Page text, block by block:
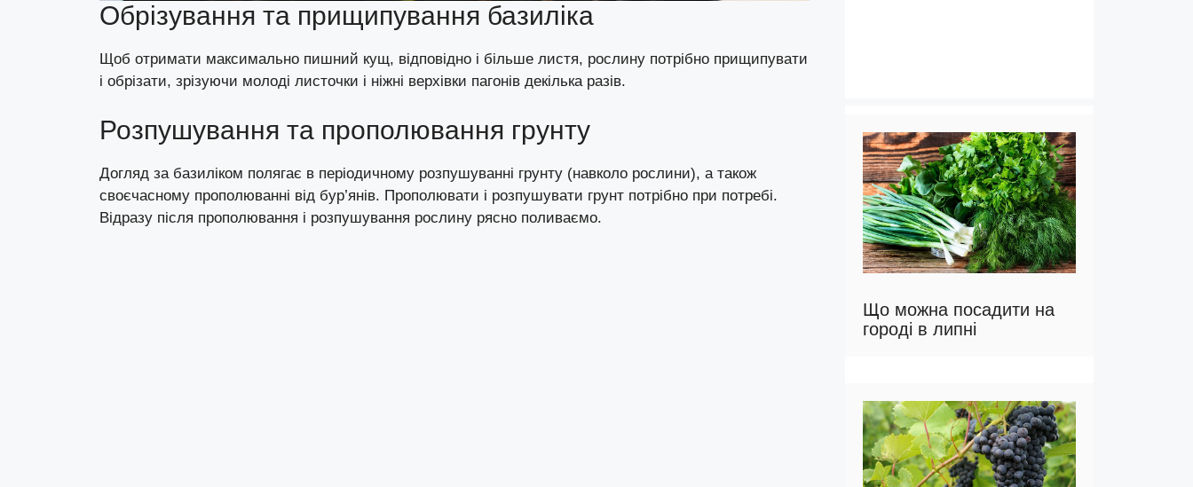
Обрізування та прищипування базиліка
Щоб отримати максимально пишний кущ, відповідно і більше листя, рослину потрібно прищипувати
і обрізати, зрізуючи молоді листочки і ніжні верхівки пагонів декілька разів.
Розпушування та прополювання грунту
Догляд за базиліком полягає в періодичному розпушуванні грунту (навколо рослини), а також
своєчасному прополюванні від бур’янів. Прополювати і розпушувати грунт потрібно при потребі.
Відразу після прополювання і розпушування рослину рясно поливаємо.
Що можна посадити на
городі в липні